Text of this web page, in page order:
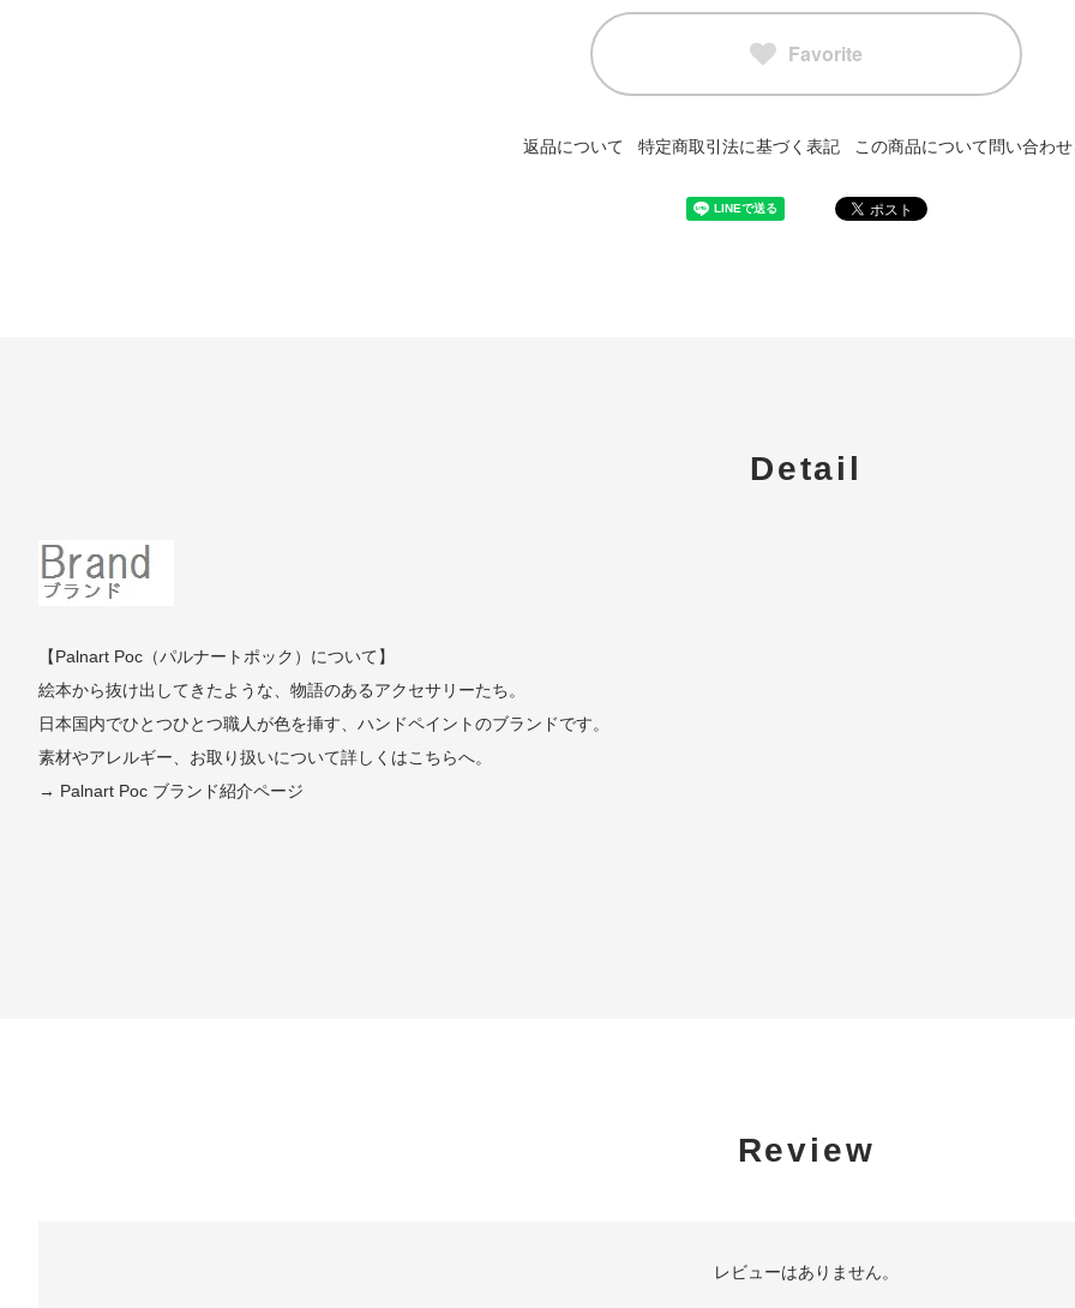
Favorite
返品について 特定商取引法に基づく表記 この商品について問い合わ
Detail
【Palnart Poc（パルナートポック）について】
絵本から抜け出してきたような、物語のあるアクセサリーたち。
日本国内でひとつひとつ職人が色を挿す、ハンドペイントのブランドです。
素材やアレルギー、お取り扱いについて詳しくはこちらへ。
→ Palnart Poc ブランド紹介ページ
Review
レビューはありません。